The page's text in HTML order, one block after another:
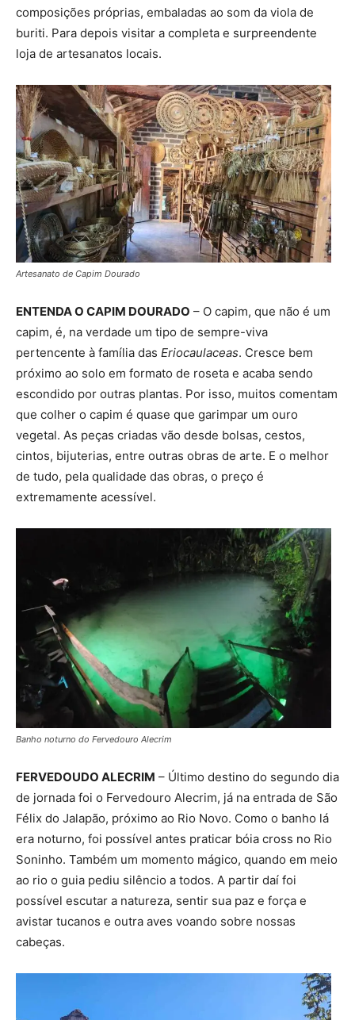
composições próprias, embaladas ao som da viola de
buriti. Para depois visitar a completa e surpreendente
loja de artesanatos locais.
Artesanato de Capim Dourado
ENTENDA O CAPIM DOURADO – O capim, que não é um
capim, é, na verdade um tipo de sempre-viva
pertencente à família das Eriocaulaceas. Cresce bem
próximo ao solo em formato de roseta e acaba sendo
escondido por outras plantas. Por isso, muitos comentam
que colher o capim é quase que garimpar um ouro
vegetal. As peças criadas vão desde bolsas, cestos,
cintos, bijuterias, entre outras obras de arte. E o melhor
de tudo, pela qualidade das obras, o preço é
extremamente acessível.
Banho noturno do Fervedouro Alecrim
FERVEDOUDO ALECRIM – Último destino do segundo dia
de jornada foi o Fervedouro Alecrim, já na entrada de São
Félix do Jalapão, próximo ao Rio Novo. Como o banho lá
era noturno, foi possível antes praticar bóia cross no Rio
Soninho. Também um momento mágico, quando em meio
ao rio o guia pediu silêncio a todos. A partir daí foi
possível escutar a natureza, sentir sua paz e força e
avistar tucanos e outra aves voando sobre nossas
cabeças.